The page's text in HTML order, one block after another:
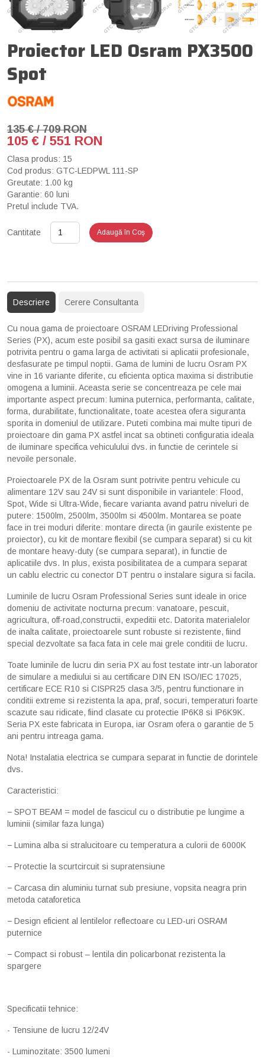
Proiector LED Osram PX3500
Spot
135 € / 709 RON
105 € / 551 RON
Clasa produs: 15
Cod produs: GTC-LEDPWL 111-SP
Greutate: 1.00 kg
Garantie: 60 luni
Pretul include TVA.
Cantitate Adaugă în Coş
Descriere Cerere Consultanta
Cu noua gama de proiectoare OSRAM LEDriving Professional
Series (PX), acum este posibil sa gasiti exact sursa de iluminare
potrivita pentru o gama larga de activitati si aplicatii profesionale,
desfasurate pe timpul noptii. Gama de lumini de lucru Osram PX
vine in 16 variante diferite, cu eficienta optica maxima si distributie
omogena a luminii. Aceasta serie se concentreaza pe cele mai
importante aspect precum: lumina puternica, performanta, calitate,
forma, durabilitate, functionalitate, toate acestea ofera siguranta
sporita in domeniul de utilizare. Puteti combina mai multe tipuri de
proiectoare din gama PX astfel incat sa obtineti configuratia ideala
de iluminare specifica vehiculului dvs. in functie de cerintele si
nevoile personale.
Proiectoarele PX de la Osram sunt potrivite pentru vehicule cu
alimentare 12V sau 24V si sunt disponibile in variantele: Flood,
Spot, Wide si Ultra-Wide, fiecare varianta avand patru niveluri de
putere: 1500lm, 2500lm, 3500lm si 4500lm. Montarea se poate
face in trei moduri diferite: montare directa (in gaurile existente pe
proiector), cu kit de montare flexibil (se cumpara separat) si cu kit
de montare heavy-duty (se cumpara separat), in functie de
aplicatiile dvs. In plus, exista posibilitatea de a cumpara separat
un cablu electric cu conector DT pentru o instalare sigura si facila.
Luminile de lucru Osram Professional Series sunt ideale in orice
domeniu de activitate nocturna precum: vanatoare, pescuit,
agricultura, off-road,constructii, expeditii etc. Datorita materialelor
de inalta calitate, proiectoarele sunt robuste si rezistente, fiind
special dezvoltate sa faca fata in cele mai grele conditii de lucru.
Toate luminile de lucru din seria PX au fost testate intr-un laborator
de simulare a mediului si au certificare DIN EN ISO/IEC 17025,
certificare ECE R10 si CISPR25 clasa 3/5, pentru functionare in
conditii extreme si rezistenta la apa, praf, socuri, temperaturi foarte
scazute sau ridicate, fiind clasate cu protectie IP6K8 si IP6K9K.
Seria PX este fabricata in Europa, iar Osram ofera o garantie de 5
ani pentru intreaga gama.
Nota! Instalatia electrica se cumpara separat in functie de dorintele
dvs.
Caracteristici:
− SPOT BEAM = model de fascicul cu o distributie pe lungime a
luminii (similar faza lunga)
− Lumina alba si stralucitoare cu temperatura a culorii de 6000K
− Protectie la scurtcircuit si supratensiune
− Carcasa din aluminiu turnat sub presiune, vopsita neagra prin
metoda cataforetica
− Design eficient al lentilelor reflectoare cu LED-uri OSRAM
puternice
− Compact si robust – lentila din policarbonat rezistenta la
spargere
Specificatii tehnice:
- Tensiune de lucru 12/24V
- Luminozitate: 3500 lumeni